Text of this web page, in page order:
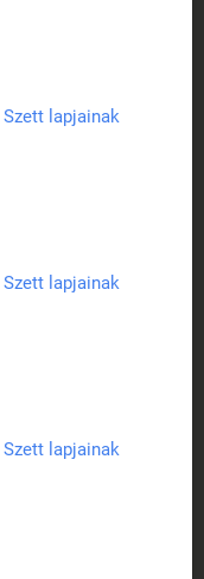
Szett lapjainak
Szett lapjainak
Szett lapjainak